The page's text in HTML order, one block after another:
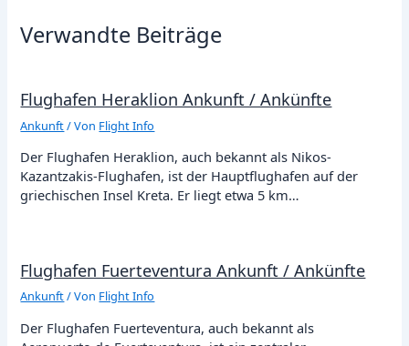
Verwandte Beiträge
Flughafen Heraklion Ankunft / Ankünfte
Ankunft/ Von Flight Info
Der Flughafen Heraklion, auch bekannt als Nikos-
Kazantzakis-Flughafen, ist der Hauptflughafen auf der
griechischen Insel Kreta. Er liegt etwa 5 km…
Flughafen Fuerteventura Ankunft / Ankünfte
Ankunft/ Von Flight Info
Der Flughafen Fuerteventura, auch bekannt als